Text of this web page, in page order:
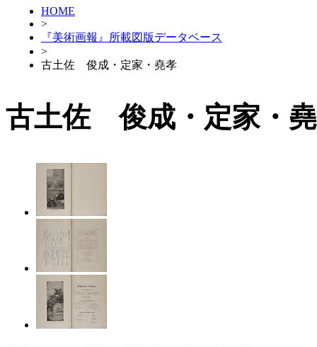
HOME
>
『美術画報』所載図版データベース
>
古土佐 俊成・定家・堯孝
古土佐 俊成・定家・